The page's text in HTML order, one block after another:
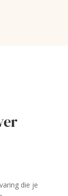
die je